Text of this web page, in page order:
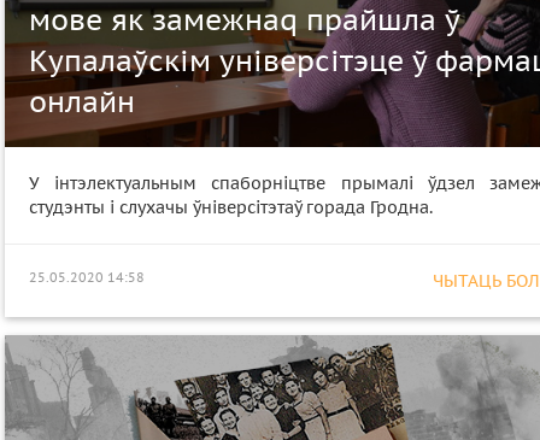
мове як замежнаq прайшла ў
Купалаўскім універсітэце ў
онлайн
У інтэлектуальным спаборніцтве прымалі ўдзел
студэнты і слухачы ўніверсітэтаў горада Гродна.
ЧЫТАЦЬ
25.05.2020 14:58